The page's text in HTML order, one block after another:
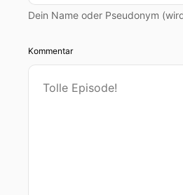
Dein Name oder Pseudonym
Kommentar